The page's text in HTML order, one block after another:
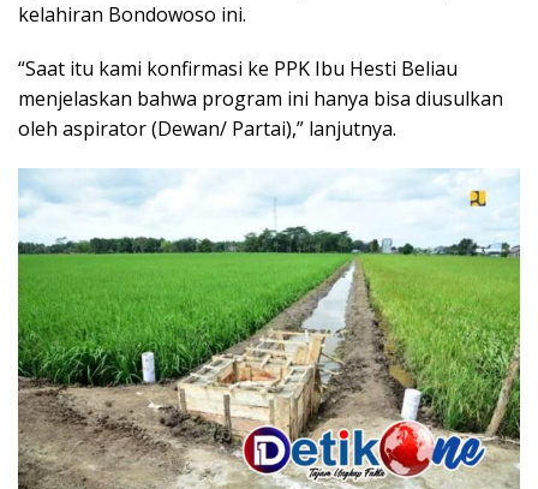
kelahiran Bondowoso ini.
“Saat itu kami konfirmasi ke PPK Ibu Hesti Beliau
menjelaskan bahwa program ini hanya bisa diusulkan
oleh aspirator (Dewan/ Partai),” lanjutnya.